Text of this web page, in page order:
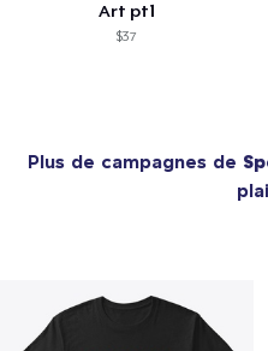
Art pt1
$37
Plus de campagnes de